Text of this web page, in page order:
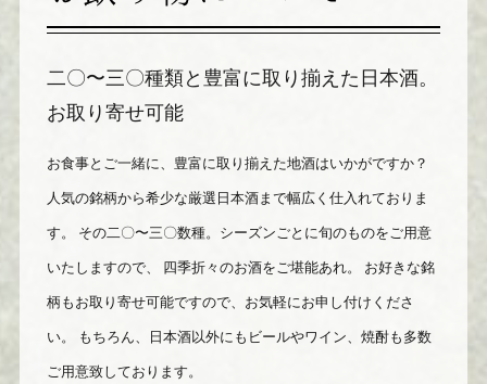
二〇〜三〇種類と豊富に取り揃えた日本酒。
お取り寄せ可能
お食事とご一緒に、豊富に取り揃えた地酒はいかがですか？
人気の銘柄から希少な厳選日本酒まで幅広く仕入れておりま
す。 その二〇〜三〇数種。シーズンごとに旬のものをご用意
いたしますので、 四季折々のお酒をご堪能あれ。 お好きな銘
柄もお取り寄せ可能ですので、お気軽にお申し付けくださ
い。 もちろん、日本酒以外にもビールやワイン、焼酎も多数
ご用意致しております。